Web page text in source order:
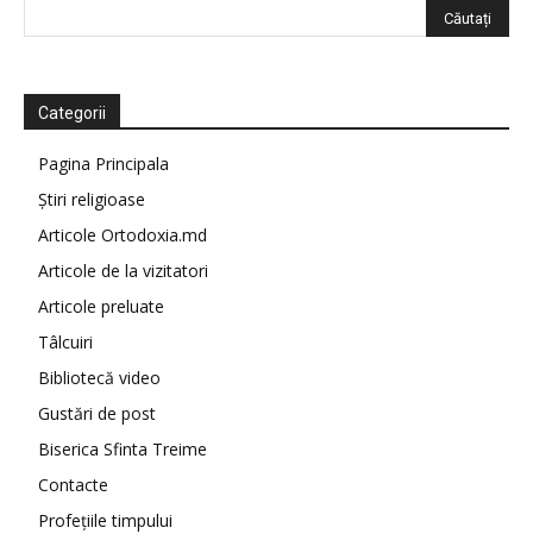
Categorii
Pagina Principala
Știri religioase
Articole Ortodoxia.md
Articole de la vizitatori
Articole preluate
Tâlcuiri
Bibliotecă video
Gustări de post
Biserica Sfinta Treime
Contacte
Profețiile timpului